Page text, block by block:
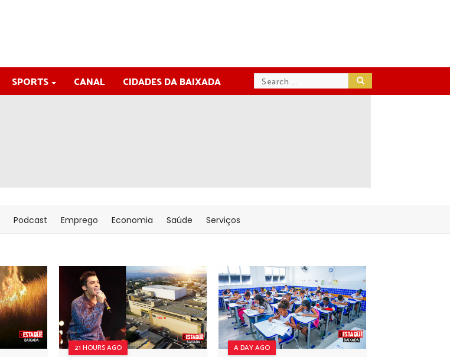
SPORTS CANAL CIDADES DA BAIXADA
Podcast Emprego Economia Saúde Serviços
21 HOURS AGO A DAY AGO